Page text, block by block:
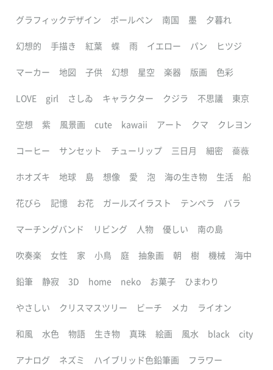
グラフィックデザイン ボールペン 南国 墨 夕暮れ
幻想的 手描き 紅葉 蝶 雨 イエロー パン ヒツジ
マーカー 地図 子供 幻想 星空 楽器 版画 色彩
LOVE girl さしゐ キャラクター クジラ 不思議 東京
空想 紫 風景画 cute kawaii アート クマ クレヨン
コーヒー サンセット チューリップ 三日月 細密 薔薇
ホオズキ 地球 島 想像 愛 泡 海の生き物 生活 船
花びら 記憶 お花 ガールズイラスト テンペラ バラ
マーチングバンド リビング 人物 優しい 南の島
吹奏楽 女性 家 小鳥 庭 抽象画 朝 樹 機械 海中
鉛筆 静寂 3D home neko お菓子 ひまわり
やさしい クリスマスツリー ビーチ メカ ライオン
和風 水色 物語 生き物 真珠 絵画 風水 black city
アナログ ネズミ ハイブリッド色鉛筆画 フラワー